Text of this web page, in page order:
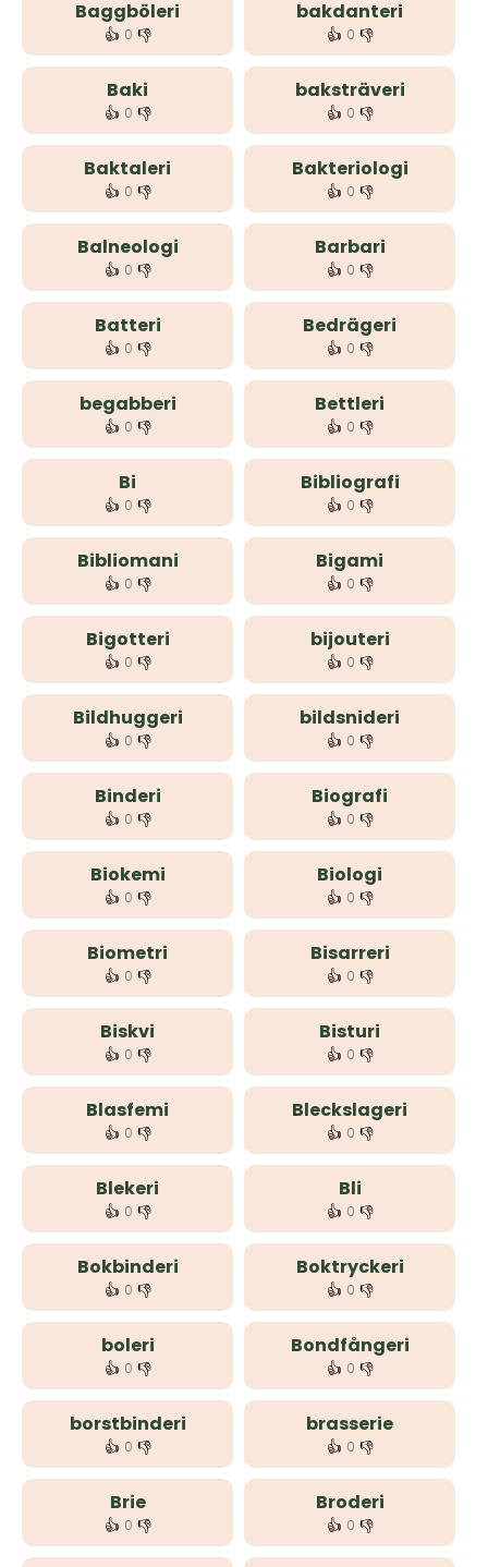
Baggböleri
👍 0 👎
bakdanteri
👍 0 👎
Baki
👍 0 👎
baksträveri
👍 0 👎
Baktaleri
👍 0 👎
Bakteriologi
👍 0 👎
Balneologi
👍 0 👎
Barbari
👍 0 👎
Batteri
👍 0 👎
Bedrägeri
👍 0 👎
begabberi
👍 0 👎
Bettleri
👍 0 👎
Bi
👍 0 👎
Bibliografi
👍 0 👎
Bibliomani
👍 0 👎
Bigami
👍 0 👎
Bigotteri
👍 0 👎
bijouteri
👍 0 👎
Bildhuggeri
👍 0 👎
bildsnideri
👍 0 👎
Binderi
👍 0 👎
Biografi
👍 0 👎
Biokemi
👍 0 👎
Biologi
👍 0 👎
Biometri
👍 0 👎
Bisarreri
👍 0 👎
Biskvi
👍 0 👎
Bisturi
👍 0 👎
Blasfemi
👍 0 👎
Bleckslageri
👍 0 👎
Blekeri
👍 0 👎
Bli
👍 0 👎
Bokbinderi
👍 0 👎
Boktryckeri
👍 0 👎
boleri
👍 0 👎
Bondfångeri
👍 0 👎
borstbinderi
👍 0 👎
brasserie
👍 0 👎
Brie
👍 0 👎
Broderi
👍 0 👎